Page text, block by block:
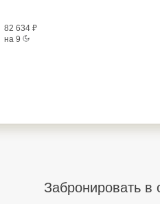
82 634 ₽
на 9
Забронировать в